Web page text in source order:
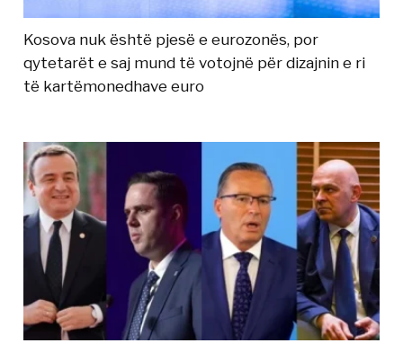
Kosova nuk është pjesë e eurozonës, por
qytetarët e saj mund të votojnë për dizajnin e ri
të kartëmonedhave euro